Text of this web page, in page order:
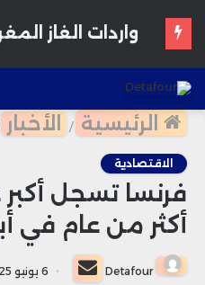
الرئيسية / الأخبار
الاقتصادية
فرنسا تسجل
أكثر من عام في أبريل
Detafour
أرسل
6 يونيو 2025